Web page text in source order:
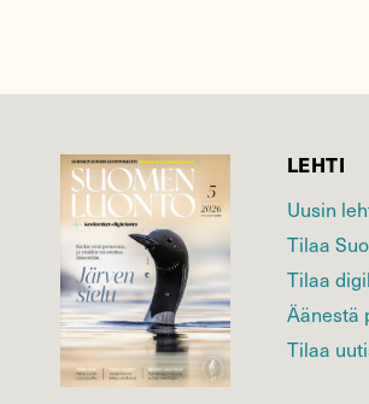
LEHTI
Uusin
Tilaa
Tilaa
Äänestä
Tilaa